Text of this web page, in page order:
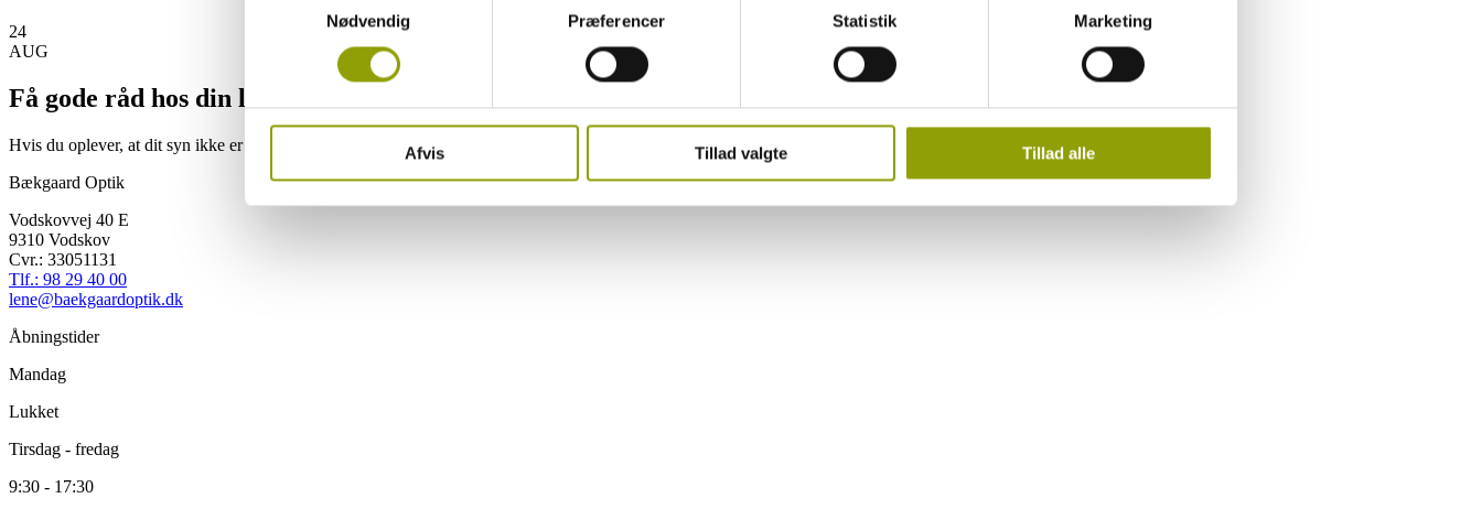
give samtykke til ved at benytte checkboksene ud for formålet, og derefter trykke på 'Gem indstillinger'.
Du kan læse mere om vores brug af cookies og andre teknologier, samt om vores indsamling og behandling af
Nødvendig
Præferencer Statistik Marketing
Afvis Tillad valgte Tillad alle
24
AUG
Få gode råd hos din lokale optiker
Hvis du oplever, at dit syn ikke er som det har været, eller du har en mistanke om at det ...
Læs mere
Bækgaard Optik
Vodskovvej 40 E
9310 Vodskov
Cvr.: 33051131
Tlf.: 98 29 40 00
lene@baekgaardoptik.dk
Åbningstider
Mandag
Lukket
Tirsdag - fredag
9:30 - 17:30